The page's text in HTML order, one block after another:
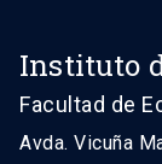
Instituto
Facultad de
Avda. Vicuña